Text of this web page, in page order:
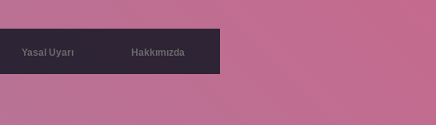
Yasal Uyarı Hakkımızda